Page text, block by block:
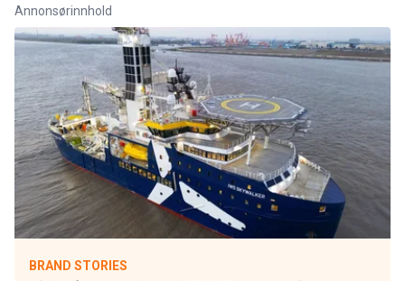
Annonsørinnhold
BRAND STORIES